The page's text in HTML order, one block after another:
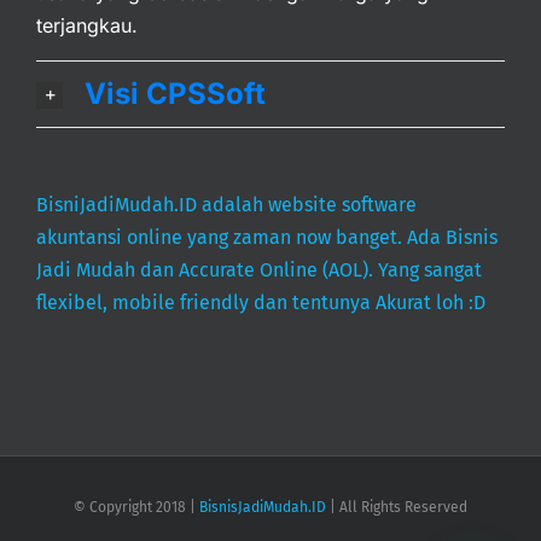
terjangkau.
Visi CPSSoft
BisniJadiMudah.ID adalah website software
akuntansi online yang zaman now banget. Ada Bisnis
Jadi Mudah dan Accurate Online (AOL). Yang sangat
flexibel, mobile friendly dan tentunya Akurat loh :D
© Copyright 2018 | BisnisJadiMudah.ID | All Rights Reserved